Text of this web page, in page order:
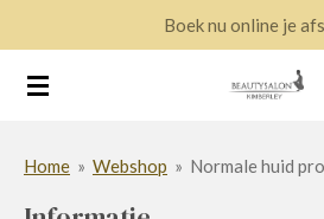
naar
Boek nu online je
Home » Webshop » Normale huid